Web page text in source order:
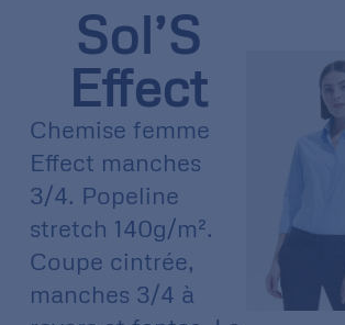
Sol’S
Effect
Chemise femme
Effect manches
3/4. Popeline
stretch 140g/m².
Coupe cintrée,
manches 3/4 à